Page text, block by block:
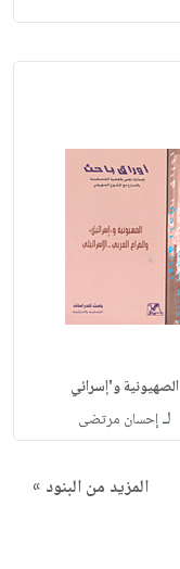
الصهيونية و'إسرائي
لـإحسان مرتضى
المزيد من البنود »